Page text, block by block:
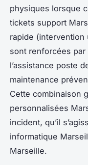
physiques lorsque
tickets support
rapide (intervention
sont renforcées
l’assistance poste
maintenance
Cette combinaison
personnalisées
incident, qu’il
informatique
Marseille.